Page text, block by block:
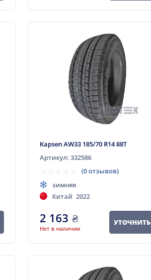
Kapsen AW33 185/70 R14 88T
Артикул: 332586
(0 отзывов)
зимняя
Китай 2022
2 163 ₴
Нет в наличии
УТОЧНИТЬ